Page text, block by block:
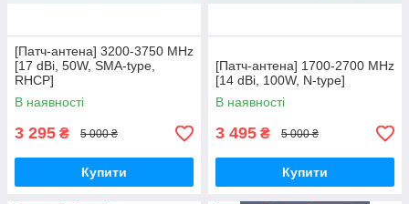
[Патч-антена] 3200-3750 MHz
[17 dBi, 50W, SMA-type,
RHCP]
В наявності
3 295 ₴ 5 000 ₴
Купити
[Патч-антена] 1700-2700 MHz
[14 dBi, 100W, N-type]
В наявності
3 495 ₴ 5 000 ₴
Купити